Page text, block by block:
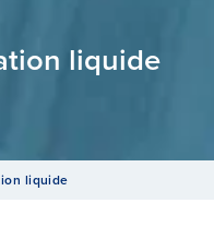
liquide
liquide